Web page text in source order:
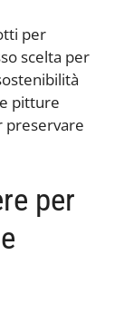
per
scelta per
pitture
preservare
per